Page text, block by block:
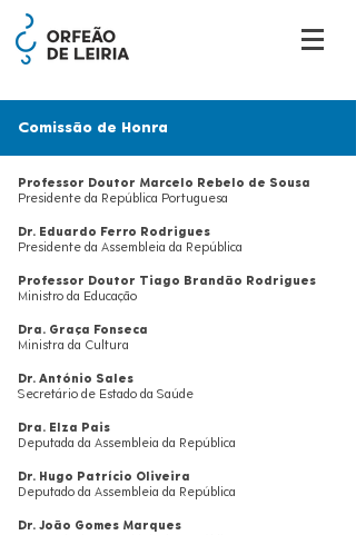
Comissão de Honra
Professor Doutor Marcelo Rebelo de Sousa
Presidente da República Portuguesa
Dr. Eduardo Ferro Rodrigues
Presidente da Assembleia da República
Professor Doutor Tiago Brandão Rodrigues
Ministro da Educação
Dra. Graça Fonseca
Ministra da Cultura
Dr. António Sales
Secretário de Estado da Saúde
Dra. Elza Pais
Deputada da Assembleia da República
Dr. Hugo Patrício Oliveira
Deputado da Assembleia da República
Dr. João Gomes Marques